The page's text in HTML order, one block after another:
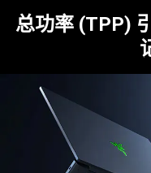
总功率 (TPP)